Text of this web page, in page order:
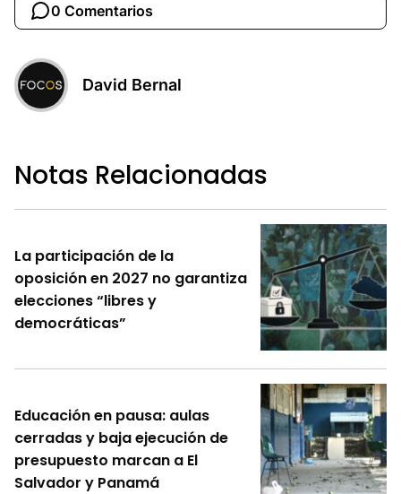
0 Comentarios
David Bernal
Notas Relacionadas
La participación de la
oposición en 2027 no garantiza
elecciones “libres y
democráticas”
Educación en pausa: aulas
cerradas y baja ejecución de
presupuesto marcan a El
Salvador y Panamá